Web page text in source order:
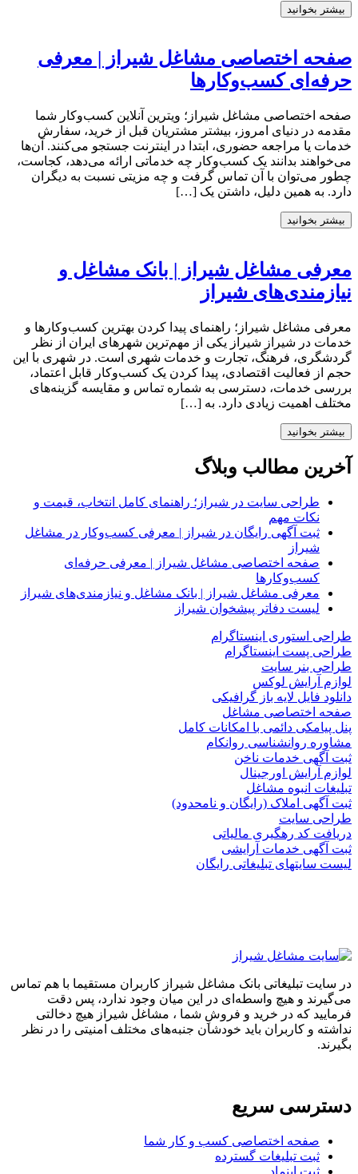
بیشتر بخوانید
صفحه اختصاصی مشاغل شیراز | معرفی
حرفه‌ای کسب‌وکارها
صفحه اختصاصی مشاغل شیراز؛ ویترین آنلاین کسب‌وکار شما
مقدمه در دنیای امروز، بیشتر مشتریان قبل از خرید، سفارش
خدمات یا مراجعه حضوری، ابتدا در اینترنت جستجو می‌کنند. آن‌ها
می‌خواهند بدانند یک کسب‌وکار چه خدماتی ارائه می‌دهد، کجاست،
چطور می‌توان با آن تماس گرفت و چه مزیتی نسبت به دیگران
دارد. به همین دلیل، داشتن یک […]
بیشتر بخوانید
معرفی مشاغل شیراز | بانک مشاغل و
نیازمندی‌های شیراز
معرفی مشاغل شیراز؛ راهنمای پیدا کردن بهترین کسب‌وکارها و
خدمات در شیراز شیراز یکی از مهم‌ترین شهرهای ایران از نظر
گردشگری، فرهنگ، تجارت و خدمات شهری است. در شهری با این
حجم از فعالیت اقتصادی، پیدا کردن یک کسب‌وکار قابل اعتماد،
بررسی خدمات، دسترسی به شماره تماس و مقایسه گزینه‌های
مختلف اهمیت زیادی دارد. به […]
بیشتر بخوانید
آخرین مطالب وبلاگ
طراحی سایت در شیراز؛ راهنمای کامل انتخاب، قیمت و
نکات مهم
ثبت آگهی رایگان در شیراز | معرفی کسب‌وکار در مشاغل
شیراز
صفحه اختصاصی مشاغل شیراز | معرفی حرفه‌ای
کسب‌وکارها
معرفی مشاغل شیراز | بانک مشاغل و نیازمندی‌های شیراز
لیست دفاتر پیشخوان شیراز
طراحی استوری اینستاگرام
طراحی پست اینستاگرام
طراحی بنر سایت
لوازم آرایش لوکس
دانلود فایل لایه باز گرافیکی
صفحه اختصاصی مشاغل
پنل پیامکی دائمی با امکانات کامل
مشاوره روانشناسی روانکام
ثبت آگهی خدمات ناخن
لوازم آرایش اورجینال
تبلیغات انبوه مشاغل
ثبت آگهی املاک (رایگان و نامحدود)
طراحی سایت
دریافت کد رهگیری مالیاتی
ثبت آگهی خدمات آرایشی
لیست سایتهای تبلیغاتی رایگان
در سایت تبلیغاتی بانک مشاغل شیراز کاربران مستقیما با هم تماس
می‌گیرند و هیچ واسطه‌ای در این میان وجود ندارد، پس دقت
فرمایید که در خرید و فروشِ شما ، مشاغل شیراز هیچ دخالتی
نداشته و کاربران باید خودشان جنبه‌های مختلف امنیتی را در نظر
بگیرند.
دسترسی سریع
صفحه اختصاصی کسب و کار شما
ثبت تبلیغات گسترده
ثبت اینماد